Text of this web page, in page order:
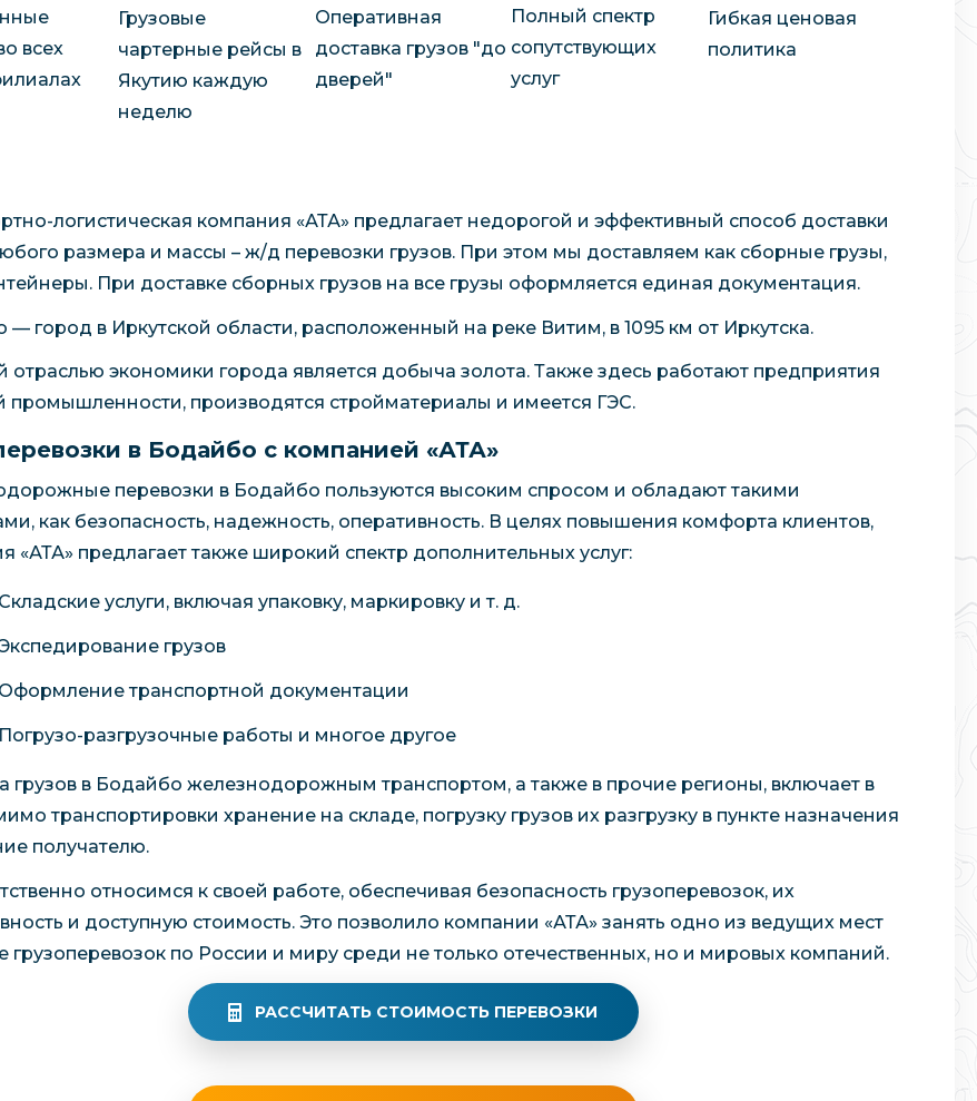
всех
Грузовые
чартерные рейсы в
Якутию каждую
неделю
Оперативная
доставка грузов "до
дверей"
Полный спектр
сопутствующих
услуг
Гибкая ценовая
политика
логистическая компания «АТА» предлагает недорогой и эффективный способ доставки
размера и массы – ж/д перевозки грузов. При этом мы доставляем как сборные грузы,
При доставке сборных грузов на все грузы оформляется единая документация.
— город в Иркутской области, расположенный на реке Витим, в 1095 км от Иркутска.
отраслью экономики города является добыча золота. Также здесь работают предприятия
промышленности, производятся стройматериалы и имеется ГЭС.
в Бодайбо с компанией «АТА»
перевозки в Бодайбо пользуются высоким спросом и обладают такими
как безопасность, надежность, оперативность. В целях повышения комфорта клиентов,
«АТА» предлагает также широкий спектр дополнительных услуг:
Складские услуги, включая упаковку, маркировку и т. д.
грузов
Оформление транспортной документации
Погрузо-разгрузочные работы и многое другое
грузов в Бодайбо железнодорожным транспортом, а также в прочие регионы, включает в
транспортировки хранение на складе, погрузку грузов их разгрузку в пункте назначения
получателю.
относимся к своей работе, обеспечивая безопасность грузоперевозок, их
и доступную стоимость. Это позволило компании «АТА» занять одно из ведущих мест
грузоперевозок по России и миру среди не только отечественных, но и мировых компаний.
РАССЧИТАТЬ СТОИМОСТЬ ПЕРЕВОЗКИ